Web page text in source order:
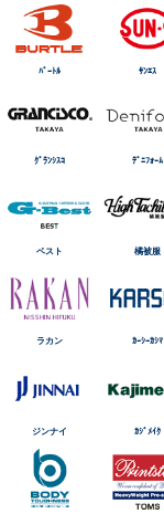
ﾊﾞｰﾄﾙ ｻﾝｴｽ
ｸﾞﾗﾝｼｽｺ ﾃﾞﾆﾌｫｰﾑ
ベスト 橘被服
ラカン ｶｰｼｰｶｼﾏ
ジンナイ ｶｼﾞﾒｲｸ